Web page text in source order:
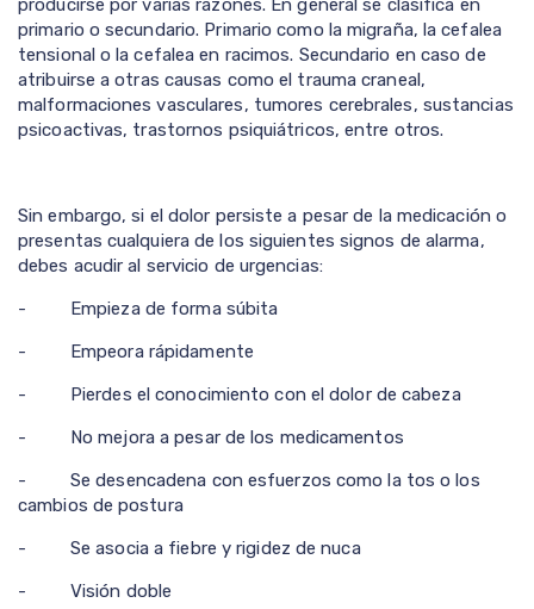
producirse por varias razones. En general se clasifica en
primario o secundario. Primario como la migraña, la cefalea
tensional o la cefalea en racimos. Secundario en caso de
atribuirse a otras causas como el trauma craneal,
malformaciones vasculares, tumores cerebrales, sustancias
psicoactivas, trastornos psiquiátricos, entre otros.
Sin embargo, si el dolor persiste a pesar de la medicación o
presentas cualquiera de los siguientes signos de alarma,
debes acudir al servicio de urgencias:
- Empieza de forma súbita
- Empeora rápidamente
- Pierdes el conocimiento con el dolor de cabeza
- No mejora a pesar de los medicamentos
- Se desencadena con esfuerzos como la tos o los
cambios de postura
- Se asocia a fiebre y rigidez de nuca
- Visión doble